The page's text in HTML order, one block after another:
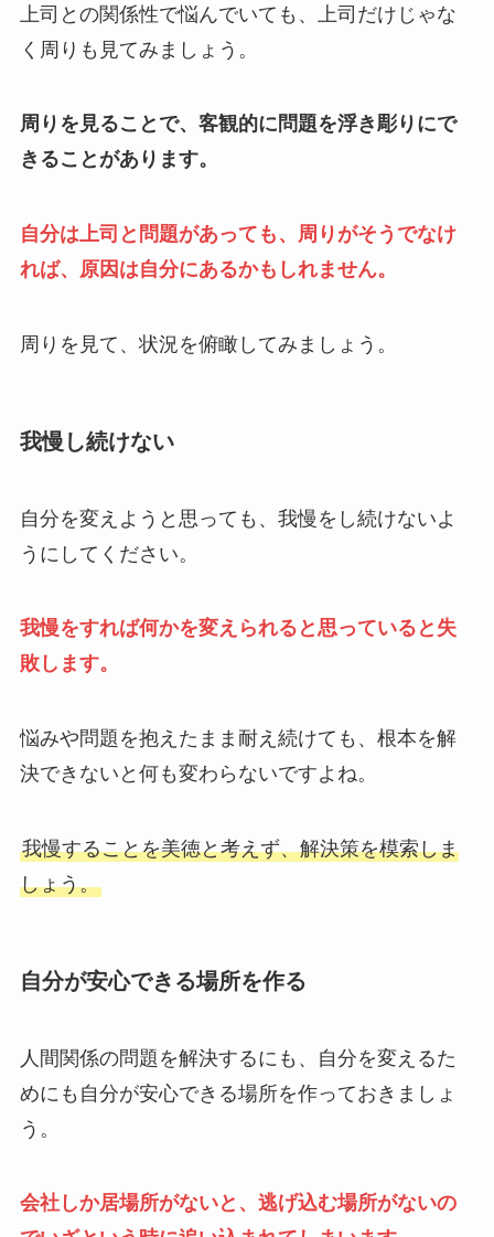
上司との関係性で悩んでいても、上司だけじゃな
く周りも見てみましょう。
周りを見ることで、客観的に問題を浮き彫りにで
きることがあります。
自分は上司と問題があっても、周りがそうでなけ
れば、原因は自分にあるかもしれません。
周りを見て、状況を俯瞰してみましょう。
我慢し続けない
自分を変えようと思っても、我慢をし続けないよ
うにしてください。
我慢をすれば何かを変えられると思っていると失
敗します。
悩みや問題を抱えたまま耐え続けても、根本を解
決できないと何も変わらないですよね。
我慢することを美徳と考えず、解決策を模索しま
しょう。
自分が安心できる場所を作る
人間関係の問題を解決するにも、自分を変えるた
めにも自分が安心できる場所を作っておきましょ
う。
会社しか居場所がないと、逃げ込む場所がないの